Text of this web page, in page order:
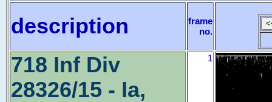
description
frame
no.
718 Inf Div
28326/15 - Ia,
1